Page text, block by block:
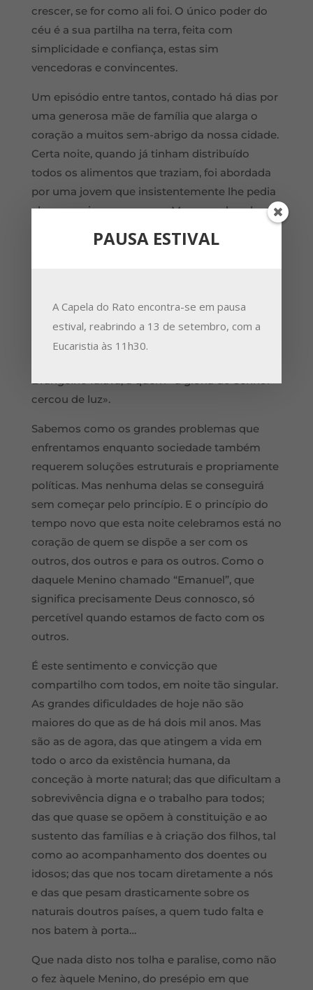
crescer, se for como ali foi. O único poder do
céu é a sua partilha na terra, feita com
simplicidade e confiança, estas sim
vencedoras e convincentes.
Um episódio entre tantos, contado há dias por
uma generosa mãe de família que alarga o
coração a muitos sem-abrigo da nossa cidade.
Certa noite, quando já tinham distribuído
todos os alimentos que traziam, foi abordada
por uma jovem que insistentemente lhe pedia
alguma coisa para comer. Mesmo sabendo
que já não havia nada na panela, ainda voltou a
abri-la e, vendo bem, encontrou que chegasse
encontro dos sem-abrigo, por eles com
certeza, mas também para permanecer no
grande milagre que só acontece a quem
Evangelho falava, a quem «a glória do Senhor
cercou de luz».
Sabemos como os grandes problemas que
enfrentamos enquanto sociedade também
requerem soluções estruturais e propriamente
políticas. Mas nenhuma delas se conseguirá
sem começar pelo princípio. E o princípio do
tempo novo que esta noite celebramos está no
coração de quem se dispõe a ser com os
outros, dos outros e para os outros. Como o
daquele Menino chamado “Emanuel”, que
significa precisamente Deus connosco, só
percetível quando estamos de facto com os
outros.
É este sentimento e convicção que
compartilho com todos, em noite tão singular.
As grandes dificuldades de hoje não são
maiores do que as de há dois mil anos. Mas
são as de agora, das que atingem a vida em
todo o arco da existência humana, da
conceção à morte natural; das que dificultam a
sobrevivência digna e o trabalho para todos;
das que quase se opõem à constituição e ao
sustento das famílias e à criação dos filhos, tal
como ao acompanhamento dos doentes ou
idosos; das que nos tocam diretamente a nós
e das que pesam drasticamente sobre os
naturais doutros países, a quem tudo falta e
nos batem à porta…
Que nada disto nos tolha e paralise, como não
o fez àquele Menino, do presépio em que
PAUSA ESTIVAL
A Capela do Rato encontra-se em pausa
estival, reabrindo a 13 de setembro, com a
Eucaristia às 11h30.